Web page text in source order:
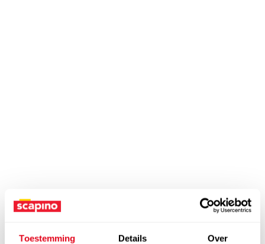
Toestemming Details Over